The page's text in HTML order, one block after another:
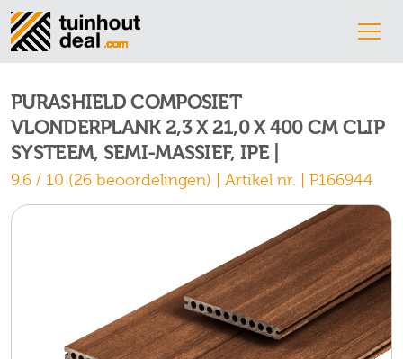
PURASHIELD COMPOSIET
VLONDERPLANK 2,3 X 21,0 X 400 CM CLIP
SYSTEEM, SEMI-MASSIEF, IPE |
9.6 / 10 (26 beoordelingen) | Artikel nr. | P166944